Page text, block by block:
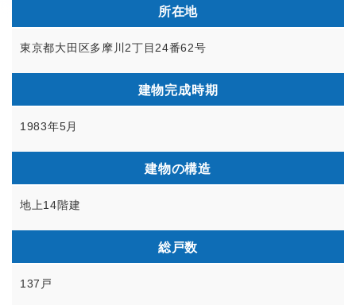
所在地
東京都大田区多摩川2丁目24番62号
建物完成時期
1983年5月
建物の構造
地上14階建
総戸数
137戸